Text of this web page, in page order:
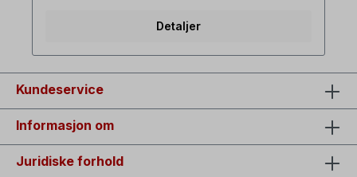
1800Ω Vekt ： 0,2 kgDetaljer
Kundeservice
Informasjon om
Juridiske forhold